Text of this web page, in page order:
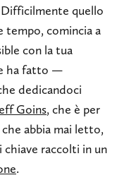
quello
tempo, comincia a
con la tua
ha fatto —
dedicandoci
Goins, che è per
abbia mai letto,
raccolti in un
.